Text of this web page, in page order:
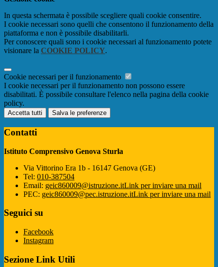
In questa schermata è possibile scegliere quali cookie consentire.
I cookie necessari sono quelli che consentono il funzionamento della
piattaforma e non è possibile disabilitarli.
Per conoscere quali sono i cookie necessari al funzionamento potete
visionare la COOKIE POLICY.
Cookie necessari per il funzionamento
I cookie necessari per il funzionamento non possono essere
disabilitati. È possibile consultare l'elenco nella pagina della cookie
policy.
Accetta tutti Salva le preferenze
Contatti
Istituto Comprensivo Genova Sturla
Via Vittorino Era 1b - 16147 Genova (GE)
Tel: 010-387504
Email: geic860009@istruzione.itLink per inviare una mail
PEC: geic860009@pec.istruzione.itLink per inviare una mail
Seguici su
Facebook
Instagram
Sezione Link Utili